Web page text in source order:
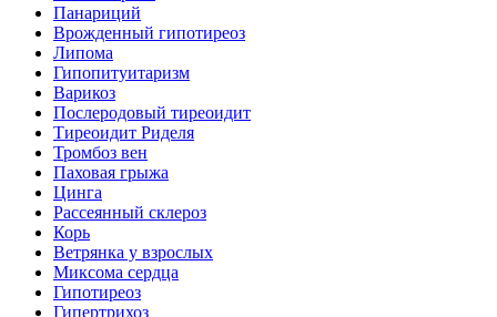
Панариций
Врожденный гипотиреоз
Липома
Гипопитуитаризм
Варикоз
Послеродовый тиреоидит
Тиреоидит Риделя
Тромбоз вен
Паховая грыжа
Цинга
Рассеянный склероз
Корь
Ветрянка у взрослых
Миксома сердца
Гипотиреоз
Гипертрихоз